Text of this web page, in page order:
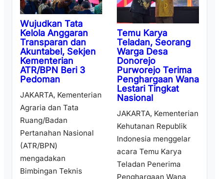
Wujudkan Tata
Kelola Anggaran
Transparan dan
Akuntabel, Sekjen
Kementerian
ATR/BPN Beri 3
Pedoman
JAKARTA, Kementerian
Agraria dan Tata
Ruang/Badan
Pertanahan Nasional
(ATR/BPN)
mengadakan
Bimbingan Teknis
Temu Karya
Teladan, Seorang
Warga Desa
Donorejo
Purworejo Terima
Penghargaan Wana
Lestari Tingkat
Nasional
JAKARTA, Kementerian
Kehutanan Republik
Indonesia menggelar
acara Temu Karya
Teladan Penerima
Penghargaan Wana